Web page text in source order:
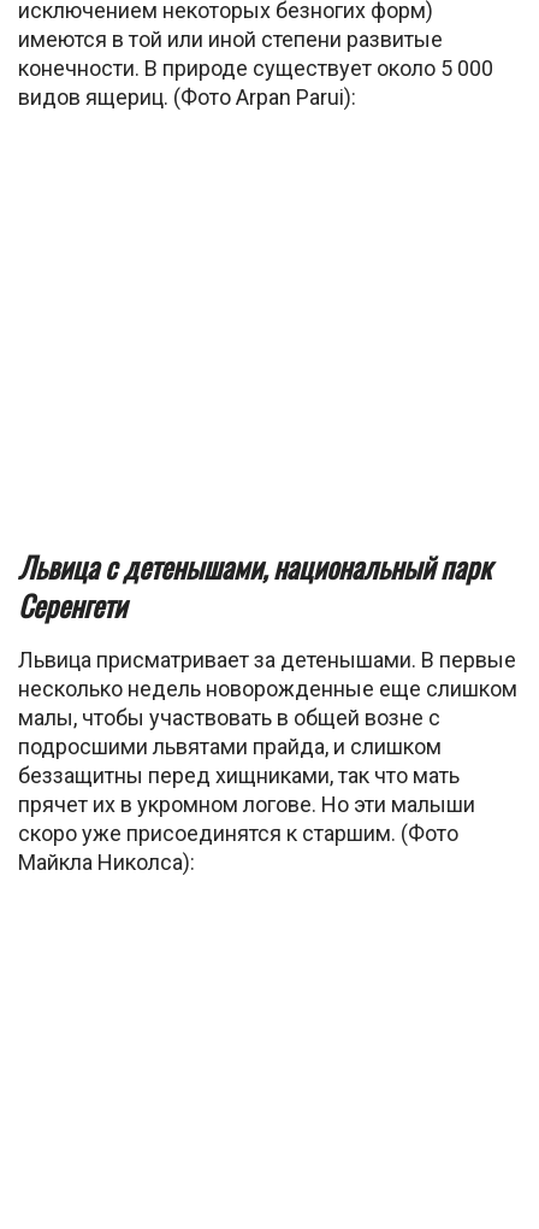
исключением некоторых безногих форм)
имеются в той или иной степени развитые
конечности. В природе существует около 5 000
видов ящериц. (Фото Arpan Parui):
Львица с детенышами, национальный парк
Серенгети
Львица присматривает за детенышами. В первые
несколько недель новорожденные еще слишком
малы, чтобы участвовать в общей возне с
подросшими львятами прайда, и слишком
беззащитны перед хищниками, так что мать
прячет их в укромном логове. Но эти малыши
скоро уже присоединятся к старшим. (Фото
Майкла Николса):